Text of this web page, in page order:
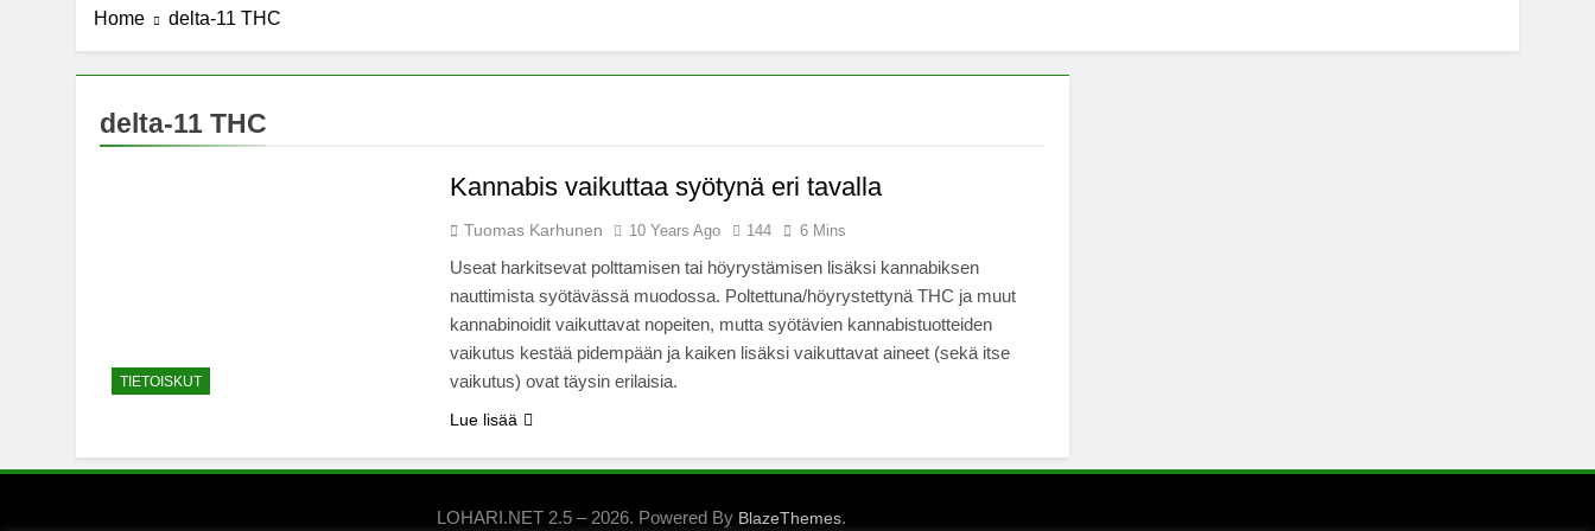
Home delta-11 THC
delta-11 THC
TIETOISKUT
Kannabis vaikuttaa syötynä eri tavalla
Tuomas Karhunen 10 Years Ago 144 6 Mins
Useat harkitsevat polttamisen tai höyrystämisen lisäksi kannabiksen
nauttimista syötävässä muodossa. Poltettuna/höyrystettynä THC ja muut
kannabinoidit vaikuttavat nopeiten, mutta syötävien kannabistuotteiden
vaikutus kestää pidempään ja kaiken lisäksi vaikuttavat aineet (sekä itse
vaikutus) ovat täysin erilaisia.
Lue lisää
LOHARI.NET 2.5 – 2026. Powered By BlazeThemes.